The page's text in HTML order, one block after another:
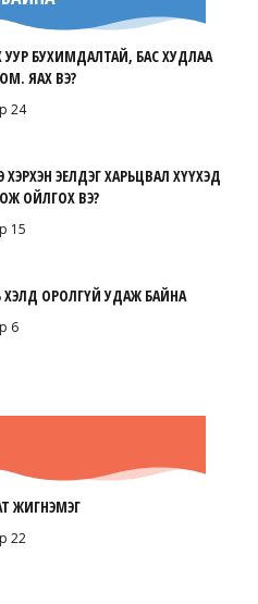
УУР БУХИМДАЛТАЙ, БАС ХУДЛАА
ЯАХ ВЭ?
24
ХЭРХЭН ЭЕЛДЭГ ХАРЬЦВАЛ ХҮҮХЭД
ОЙЛГОХ ВЭ?
15
ОРОЛГҮЙ УДАЖ БАЙНА
6
ЖИГНЭМЭГ
22